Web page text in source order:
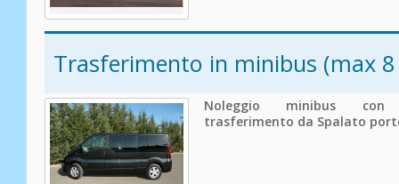
Trasferimento in minibus (max
Noleggio minibus
trasferimento da Spalato